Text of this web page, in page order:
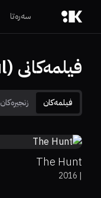
سەرەتا
فیلمەکانی (Lee Woo-Chul)
فیلمەکان زنجیرەکان 5.1
The Hunt
|
2016